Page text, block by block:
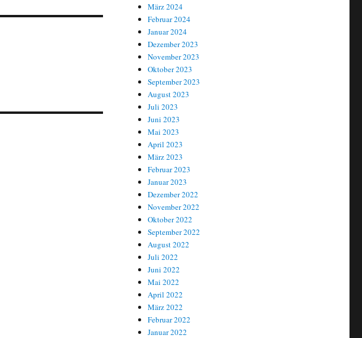
März 2024
Februar 2024
Januar 2024
Dezember 2023
November 2023
Oktober 2023
September 2023
August 2023
Juli 2023
Juni 2023
Mai 2023
April 2023
März 2023
Februar 2023
Januar 2023
Dezember 2022
November 2022
Oktober 2022
September 2022
August 2022
Juli 2022
Juni 2022
Mai 2022
April 2022
März 2022
Februar 2022
Januar 2022